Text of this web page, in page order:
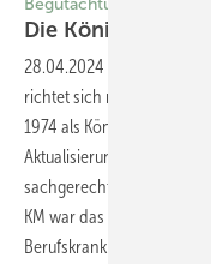
Begutachtung
Die Königsteiner
28.04.2024
richtet sich nach der
1974 als Königsteiner
Aktualisierungen wurde es
sachgerechte,
KM war das allererste
Berufskrankheit (BK),